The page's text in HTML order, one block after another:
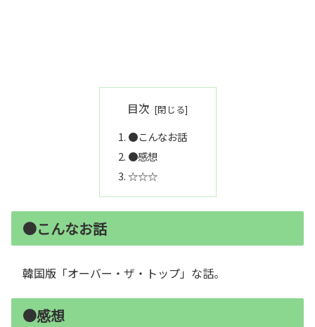
目次
●こんなお話
●感想
☆☆☆
●こんなお話
韓国版「オーバー・ザ・トップ」な話。
●感想